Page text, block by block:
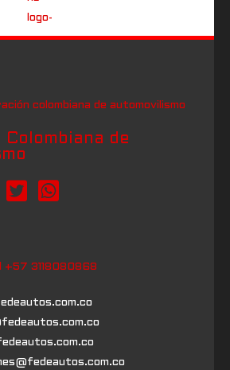
Colombiana de
+57 3118080868